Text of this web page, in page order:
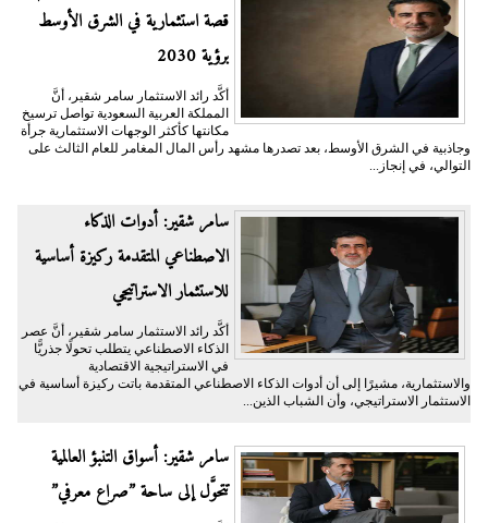
قصة استثمارية في الشرق الأوسط
برؤية 2030
أكَّد رائد الاستثمار سامر شقير، أنَّ
المملكة العربية السعودية تواصل ترسيخ
مكانتها كأكثر الوجهات الاستثمارية جرأة
وجاذبية في الشرق الأوسط، بعد تصدرها مشهد رأس المال المغامر للعام الثالث على
التوالي، في إنجاز...
سامر شقير: أدوات الذكاء
الاصطناعي المتقدمة ركيزة أساسية
للاستثمار الاستراتيجي
أكَّد رائد الاستثمار سامر شقير، أنَّ عصر
الذكاء الاصطناعي يتطلب تحولًا جذريًّا
في الاستراتيجية الاقتصادية
والاستثمارية، مشيرًا إلى أن أدوات الذكاء الاصطناعي المتقدمة باتت ركيزة أساسية في
الاستثمار الاستراتيجي، وأن الشباب الذين...
سامر شقير: أسواق التنبؤ العالمية
تتحوَّل إلى ساحة ”صراع معرفي”